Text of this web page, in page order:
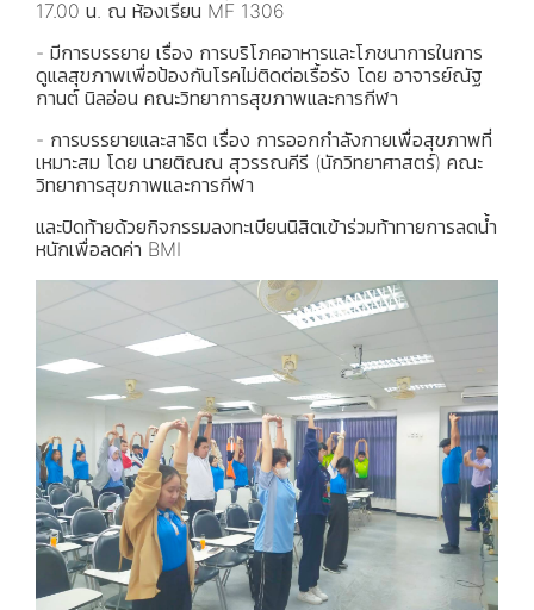
17.00 น. ณ ห้องเรียน MF 1306
- มีการบรรยาย เรื่อง การบริโภคอาหารและโภชนาการในการ
ดูแลสุขภาพเพื่อป้องกันโรคไม่ติดต่อเรื้อรัง โดย อาจารย์ณัฐ
กานต์ นิลอ่อน คณะวิทยาการสุขภาพและการกีฬา
- การบรรยายและสาธิต เรื่อง การออกกำลังกายเพื่อสุขภาพที่
เหมาะสม โดย นายติณณ สุวรรณคีรี (นักวิทยาศาสตร์) คณะ
วิทยาการสุขภาพและการกีฬา
และปิดท้ายด้วยกิจกรรมลงทะเบียนนิสิตเข้าร่วมท้าทายการลดน้ำ
หนักเพื่อลดค่า BMI